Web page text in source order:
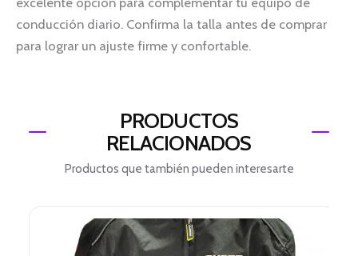
conducción diario. Confirma la talla antes de comprar
para lograr un ajuste firme y confortable.
PRODUCTOS
RELACIONADOS
Productos que también pueden interesarte